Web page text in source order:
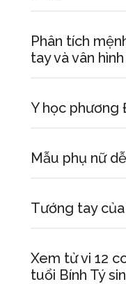
Phân tích
tay và vân
Y học phương
Mẫu phụ nữ
Tướng tay
Xem tử vi 12
tuổi Bính Tý